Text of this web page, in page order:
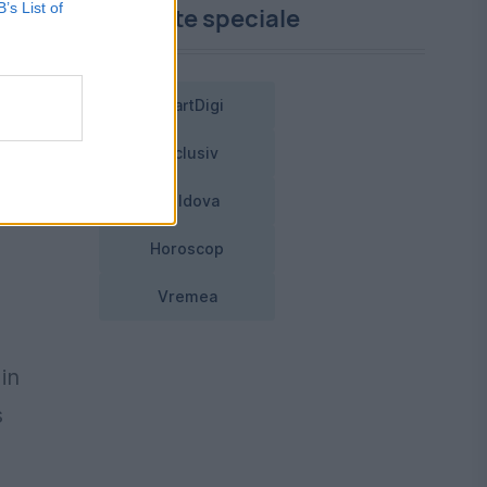
List of
Proiecte speciale
SmartDigi
Exclusiv
Moldova
Horoscop
Vremea